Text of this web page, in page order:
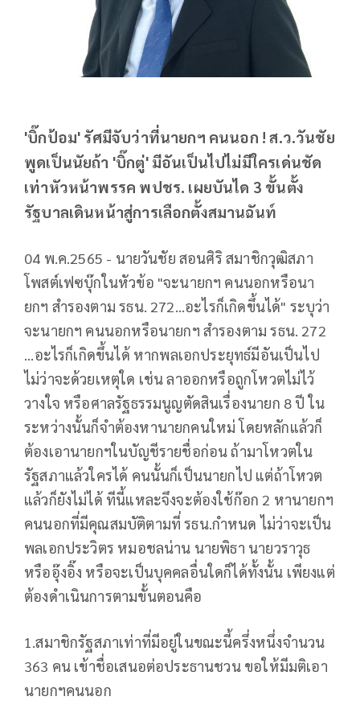
'บิ๊กป้อม' รัศมีจับว่าที่นายกฯ คนนอก ! ส.ว.วันชัย
พูดเป็นนัยถ้า 'บิ๊กตู่' มีอันเป็นไปไม่มีใครเด่นชัด
เท่าหัวหน้าพรรค พปชร. เผยบันได 3 ขั้นตั้ง
รัฐบาลเดินหน้าสู่การเลือกตั้งสมานฉันท์
04 พ.ค.2565 - นายวันชัย สอนศิริ สมาชิกวุฒิสภา
โพสต์เฟซบุ๊กในหัวข้อ "จะนายกฯ คนนอกหรือนา
ยกฯ สำรองตาม รธน. 272...อะไรก็เกิดขึ้นได้" ระบุว่า
จะนายกฯ คนนอกหรือนายกฯ สำรองตาม รธน. 272
...อะไรก็เกิดขึ้นได้ หากพลเอกประยุทธ์มีอันเป็นไป
ไม่ว่าจะด้วยเหตุใด เช่น ลาออกหรือถูกโหวตไม่ไว้
วางใจ หรือศาลรัฐธรรมนูญตัดสินเรื่องนายก 8 ปี ใน
ระหว่างนั้นก็จำต้องหานายกคนใหม่ โดยหลักแล้วก็
ต้องเอานายกฯในบัญชีรายชื่อก่อน ถ้ามาโหวตใน
รัฐสภาแล้วใครได้ คนนั้นก็เป็นนายกไป แต่ถ้าโหวต
แล้วก็ยังไม่ได้ ทีนี้แหละจึงจะต้องใช้ก๊อก 2 หานายกฯ
คนนอกที่มีคุณสมบัติตามที่ รธน.กำหนด ไม่ว่าจะเป็น
พลเอกประวิตร หมอชลน่าน นายพิธา นายวราวุธ
หรืออุ๊งอิ๊ง หรือจะเป็นบุคคลอื่นใดก็ได้ทั้งนั้น เพียงแต่
ต้องดำเนินการตามขั้นตอนคือ
1.สมาชิกรัฐสภาเท่าที่มีอยู่ในขณะนี้ครึ่งหนึ่งจำนวน
363 คน เข้าชื่อเสนอต่อประธานชวน ขอให้มีมติเอา
นายกฯคนนอก